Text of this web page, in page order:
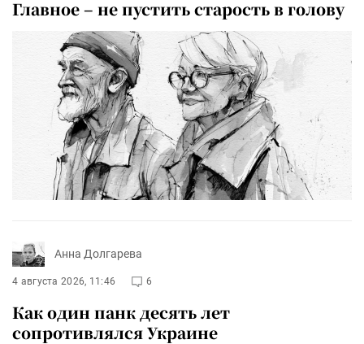
Главное – не пустить старость в голову
Анна Долгарева
4 августа 2026, 11:46 6
Как один панк десять лет
сопротивлялся Украине